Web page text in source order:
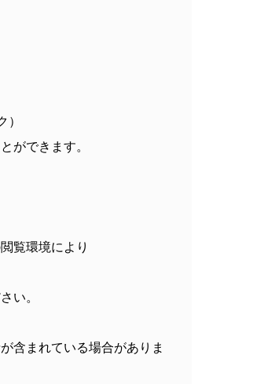
）
ができます。
覧環境により
い。
含まれている場合がありま